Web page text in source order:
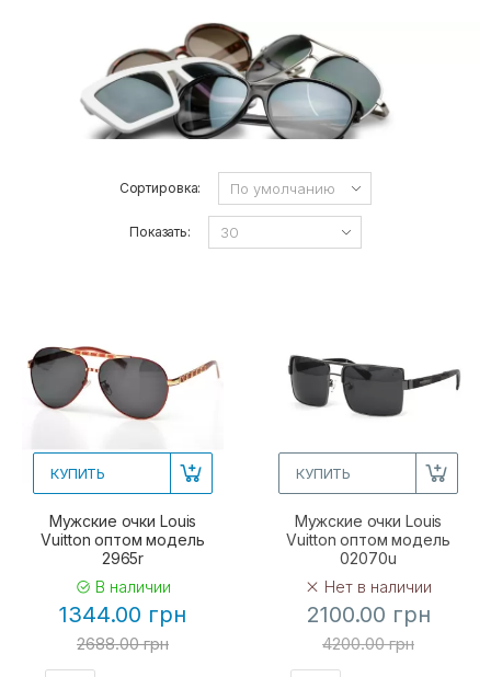
Сортировка:
Показать:
КУПИТЬ
Мужские очки Louis
Vuitton оптом модель
2965r
В наличии
1344.00 грн
2688.00 грн
КУПИТЬ
Мужские очки Louis
Vuitton оптом модель
02070u
Нет в наличии
2100.00 грн
4200.00 грн